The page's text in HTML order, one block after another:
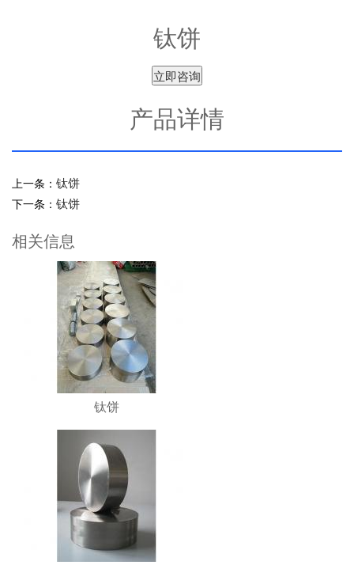
钛饼
立即咨询
产品详情
上一条： 钛饼
下一条： 钛饼
相关信息
钛饼